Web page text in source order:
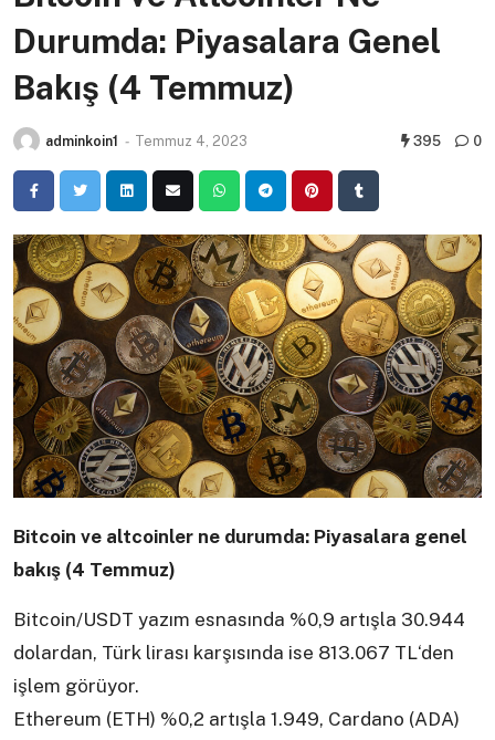
Durumda: Piyasalara Genel
Bakış (4 Temmuz)
adminkoin1 - Temmuz 4, 2023 395 0
Bitcoin ve altcoinler ne durumda: Piyasalara genel
bakış (4 Temmuz)
Bitcoin/USDT yazım esnasında %0,9 artışla 30.944
dolardan, Türk lirası karşısında ise 813.067 TL‘den
işlem görüyor.
Ethereum (ETH) %0,2 artışla 1.949, Cardano (ADA)